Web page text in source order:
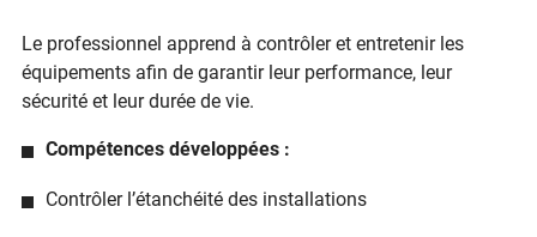
Le professionnel apprend à contrôler et entretenir les
équipements afin de garantir leur performance, leur
sécurité et leur durée de vie.
Compétences développées :
Contrôler l’étanchéité des installations